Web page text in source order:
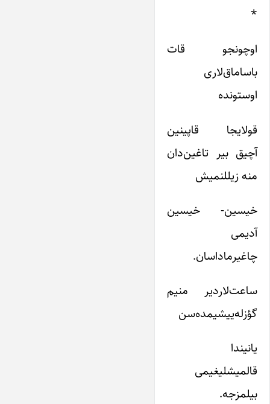
*
اوچونجو قات
باساماق‌لاری
اوستونده
قولایجا قاپینین
آچیق بیر تاغین‌دان
منه زیللنمیش
خیسین- خیسین
آدیمی
چاغیرماداسان.
ساعت‌لاردیر منیم
گؤزله‌ییشیمده‌سن
یانیندا
قالمیشلیغیمی
بیلمزجه.